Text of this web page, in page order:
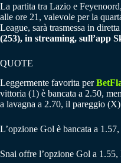
La partita tra Lazio e
alle ore 21, valevole per la
League, sarà trasmessa in diretta
(253), in streaming, sull’app
QUOTE
Leggermente favorita per
vittoria (1) è bancata a 2.50,
a lavagna a 2.70, il pareggio
L’opzione Gol è bancata a
Snai offre l’opzione Gol a